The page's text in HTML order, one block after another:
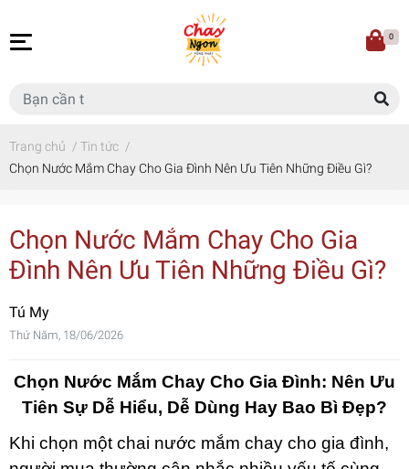
0
Trang chủ / Tin tức /
Chọn Nước Mắm Chay Cho Gia Đình Nên Ưu Tiên Những Điều Gì?
Chọn Nước Mắm Chay Cho Gia
Đình Nên Ưu Tiên Những Điều Gì?
Tú My
Thứ Năm, 18/06/2026
Chọn Nước Mắm Chay Cho Gia Đình: Nên Ưu
Tiên Sự Dễ Hiểu, Dễ Dùng Hay Bao Bì Đẹp?
Khi chọn một chai nước mắm chay cho gia đình,